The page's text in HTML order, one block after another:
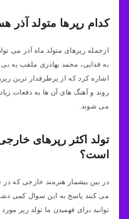
کدام رپرها متولد آذر
ازجمله رپرهای متولد ماه آذر می
به فدایی، محمد بهادری ملقب به
اشاره کرد که از پرطرفدار ترین
روند و آهنگ های آن ها به دفعات
می شوند.
تولد اکثر رپرهای
است؟
در بین بیشمار هنرمند خارجی که
می کنند پاسخ به این سوال کمی
توانید برای فهمیدن ما تولد رپر